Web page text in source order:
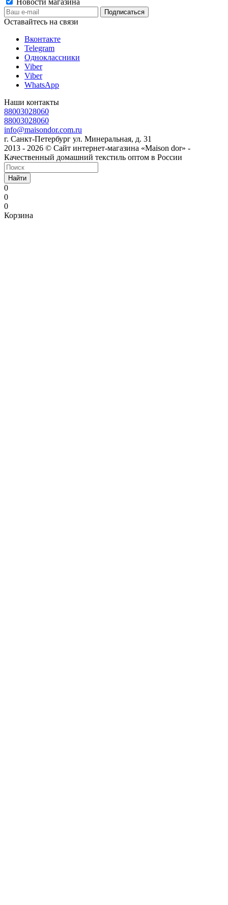
Оставайтесь на связи
Вконтакте
Telegram
Одноклассники
Viber
Viber
WhatsApp
Наши контакты
88003028060
88003028060
info@maisondor.com.ru
г. Санкт-Петербург ул. Минеральная, д. 31
2013 - 2026 © Сайт интернет-магазина «Maison dor» -
Качественный домашний текстиль оптом в России
Найти
0
0
0
Корзина